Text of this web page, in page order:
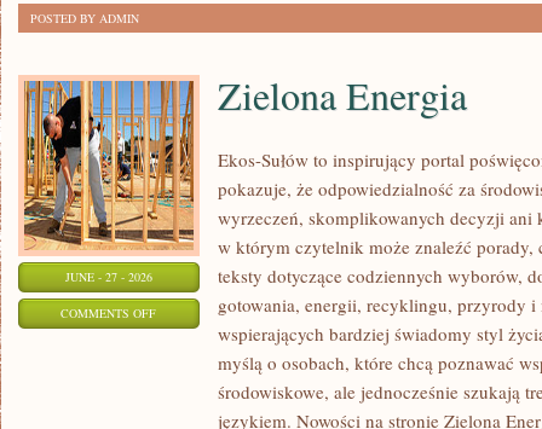
POSTED BY ADMIN
JUNE - 27 - 2026
COMMENTS OFFON
Zielona Energia
Ekos-Sułów to inspirujący portal
pokazuje, że odpowiedzialność za
wyrzeczeń, skomplikowanych decyzji ani
w którym czytelnik może znaleźć porady,
teksty dotyczące codziennych wyborów,
gotowania, energii, recyklingu, przyrody i
wspierających bardziej świadomy styl
myślą o osobach, które chcą poznawać
środowiskowe, ale jednocześnie szukają
językiem. Nowości na stronie Zielona